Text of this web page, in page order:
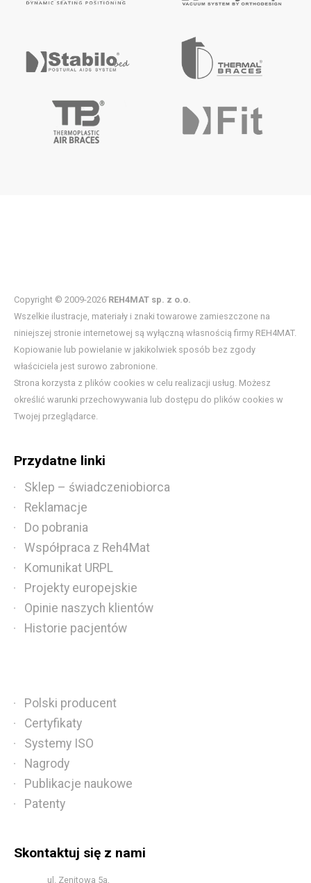
Copyright © 2009-2026 REH4MAT sp. z o.o.
Wszelkie ilustracje, materiały i znaki towarowe zamieszczone na
niniejszej stronie internetowej są wyłączną własnością firmy REH4MAT.
Kopiowanie lub powielanie w jakikolwiek sposób bez zgody
właściciela jest surowo zabronione.
Strona korzysta z plików cookies w celu realizacji usług. Możesz
określić warunki przechowywania lub dostępu do plików cookies w
Twojej przeglądarce.
Przydatne linki
Sklep – świadczeniobiorca
Reklamacje
Do pobrania
Współpraca z Reh4Mat
Komunikat URPL
Projekty europejskie
Opinie naszych klientów
Historie pacjentów
Polski producent
Certyfikaty
Systemy ISO
Nagrody
Publikacje naukowe
Patenty
Skontaktuj się z nami
ul. Zenitowa 5a,